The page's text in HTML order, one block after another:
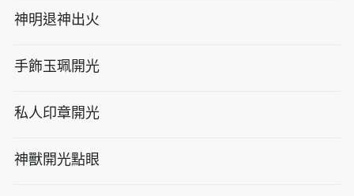
神明退神出火
手飾玉珮開光
私人印章開光
神獸開光點眼